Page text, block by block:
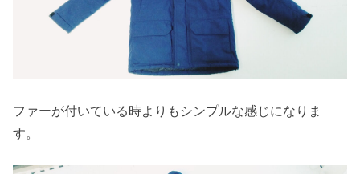
ファーが付いている時よりもシンプルな感じになりま
す。